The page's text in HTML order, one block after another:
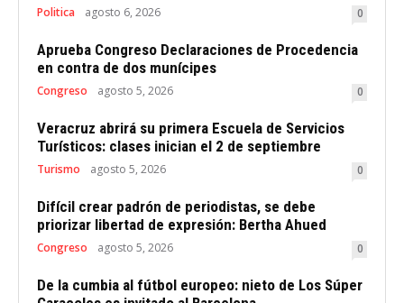
Politica agosto 6, 2026 0
Aprueba Congreso Declaraciones de Procedencia
en contra de dos munícipes
Congreso agosto 5, 2026 0
Veracruz abrirá su primera Escuela de Servicios
Turísticos: clases inician el 2 de septiembre
Turismo agosto 5, 2026 0
Difícil crear padrón de periodistas, se debe
priorizar libertad de expresión: Bertha Ahued
Congreso agosto 5, 2026 0
De la cumbia al fútbol europeo: nieto de Los Súper